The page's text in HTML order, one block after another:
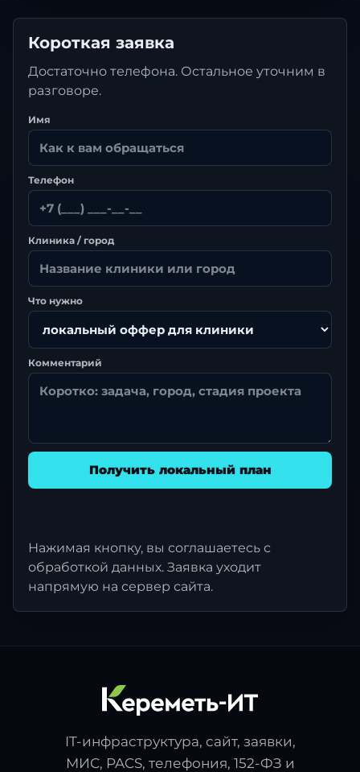
Короткая заявка
Достаточно телефона. Остальное уточним в
разговоре.
Имя
Телефон
Клиника / город
Что нужно
Комментарий
Получить локальный план
Нажимая кнопку, вы соглашаетесь с
обработкой данных. Заявка уходит
напрямую на сервер сайта.
IT-инфраструктура, сайт, заявки,
МИС, PACS, телефония, 152-ФЗ и